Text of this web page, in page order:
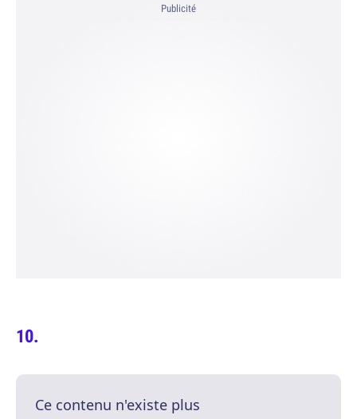
Publicité
Ce contenu n'existe plus